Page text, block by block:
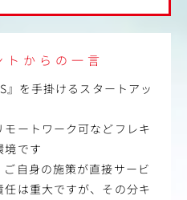
トからの一言
を手掛けるスタートアッ
ートワーク可などフレキ
境です
自身の施策が直接サービ
は重大ですが、その分キ